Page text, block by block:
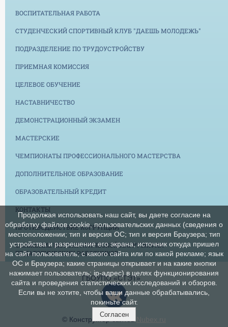
ВОСПИТАТЕЛЬНАЯ РАБОТА
СТУДЕНЧЕСКИЙ СПОРТИВНЫЙ КЛУБ "ДАЕШЬ МОЛОДЕЖЬ"
ПОДРАЗДЕЛЕНИЕ ПО ТРУДОУСТРОЙСТВУ
ПРИЕМНАЯ КОМИССИЯ
ЦЕЛЕВОЕ ОБУЧЕНИЕ
НАСТАВНИЧЕСТВО
ДЕМОНСТРАЦИОННЫЙ ЭКЗАМЕН
МАСТЕРСКИЕ
ЧЕМПИОНАТЫ ПРОФЕССИОНАЛЬНОГО МАСТЕРСТВА
ДОПОЛНИТЕЛЬНОЕ ОБРАЗОВАНИЕ
ОБРАЗОВАТЕЛЬНЫЙ КРЕДИТ
КОНТАКТЫ
ПРОТИВОДЕЙСТВИЕ КОРРУПЦИИ
СНИЖЕНИЕ БЮРОКРАТИЧЕСКОЙ НАГРУЗКИ НА
ПЕДАГОГИЧЕСКИХ РАБОТНИКОВ
ГБОУПО «СТЭТ»
© Конструктор сайтов Nubex.ru
Продолжая использовать наш сайт, вы даете согласие на
обработку файлов cookie, пользовательских данных (сведения о
местоположении; тип и версия ОС; тип и версия Браузера; тип
устройства и разрешение его экрана; источник откуда пришел
на сайт пользователь; с какого сайта или по какой рекламе; язык
ОС и Браузера; какие страницы открывает и на какие кнопки
нажимает пользователь; ip-адрес) в целях функционирования
сайта и проведения статистических исследований и обзоров.
Если вы не хотите, чтобы ваши данные обрабатывались,
покиньте сайт.
Согласен